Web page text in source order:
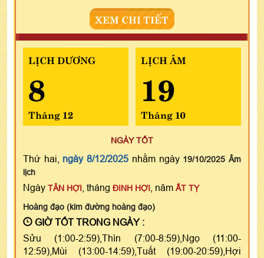
XEM CHI TIẾT
LỊCH DƯƠNG
8
Tháng 12
LỊCH ÂM
19
Tháng 10
NGÀY TỐT
Thứ hai, ngày 8/12/2025 nhằm ngày 19/10/2025 Âm
lịch
Ngày TÂN HỢI , tháng ĐINH HỢI , năm ẤT TỴ
Hoàng đạo (kim đường hoàng đạo)
GIỜ TỐT TRONG NGÀY :
Sửu (1:00-2:59),Thìn (7:00-8:59),Ngọ (11:00-
12:59),Mùi (13:00-14:59),Tuất (19:00-20:59),Hợi